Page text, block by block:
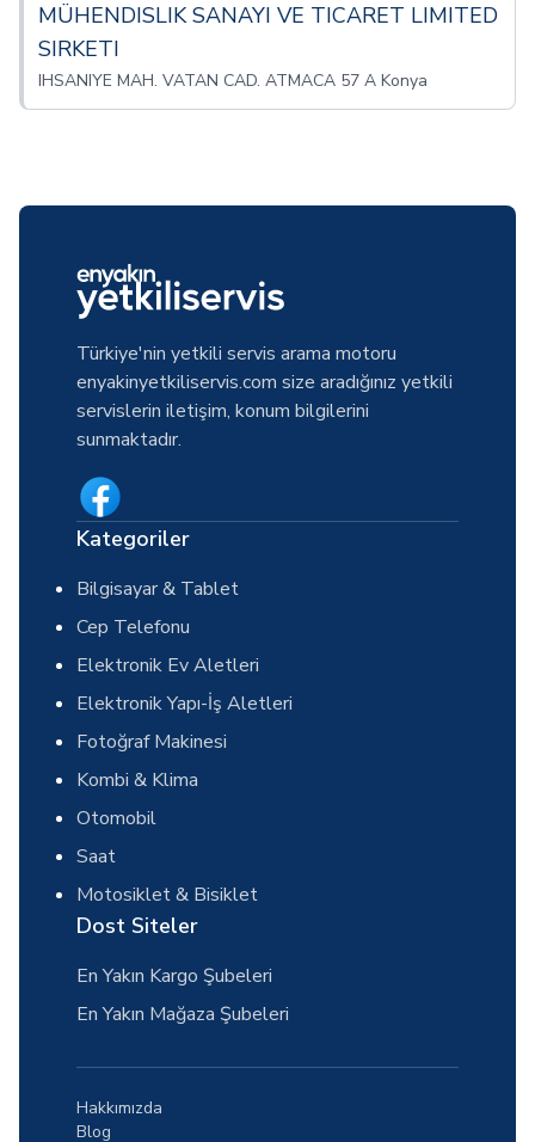
MÜHENDISLIK SANAYI VE TICARET LIMITED
SIRKETI
IHSANIYE MAH. VATAN CAD. ATMACA 57 A Konya
Türkiye'nin yetkili servis arama motoru
enyakinyetkiliservis.com size aradığınız yetkili
servislerin iletişim, konum bilgilerini
sunmaktadır.
Kategoriler
Bilgisayar & Tablet
Cep Telefonu
Elektronik Ev Aletleri
Elektronik Yapı-İş Aletleri
Fotoğraf Makinesi
Kombi & Klima
Otomobil
Saat
Motosiklet & Bisiklet
Dost Siteler
En Yakın Kargo Şubeleri
En Yakın Mağaza Şubeleri
Hakkımızda
Blog